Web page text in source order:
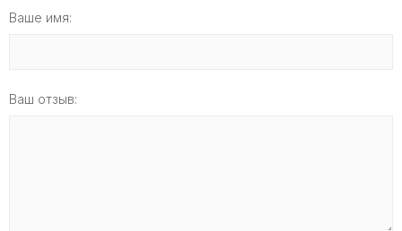
Ваше имя:
Ваш отзыв: